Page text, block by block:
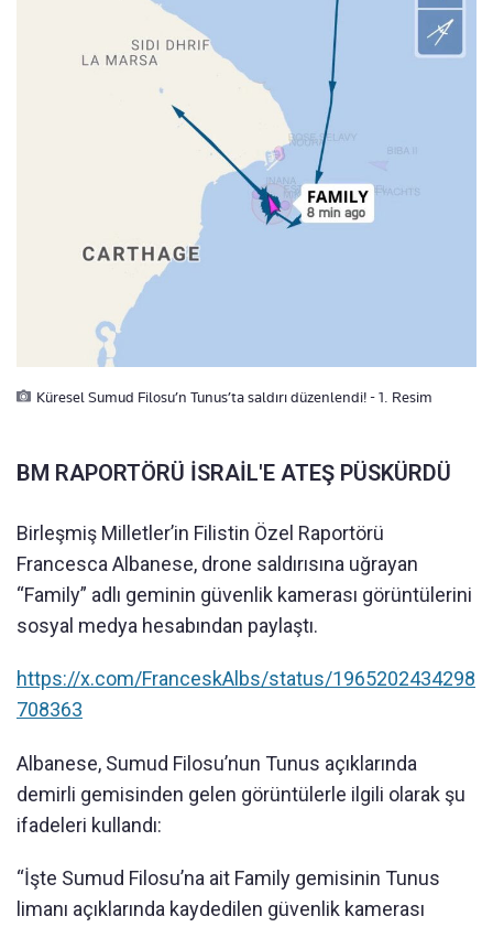
Küresel Sumud Filosu’n Tunus’ta saldırı düzenlendi! - 1. Resim
BM RAPORTÖRÜ İSRAİL'E ATEŞ PÜSKÜRDÜ
Birleşmiş Milletler’in Filistin Özel Raportörü
Francesca Albanese, drone saldırısına uğrayan
“Family” adlı geminin güvenlik kamerası görüntülerini
sosyal medya hesabından paylaştı.
https://x.com/FranceskAlbs/status/1965202434298
708363
Albanese, Sumud Filosu’nun Tunus açıklarında
demirli gemisinden gelen görüntülerle ilgili olarak şu
ifadeleri kullandı:
“İşte Sumud Filosu’na ait Family gemisinin Tunus
limanı açıklarında kaydedilen güvenlik kamerası